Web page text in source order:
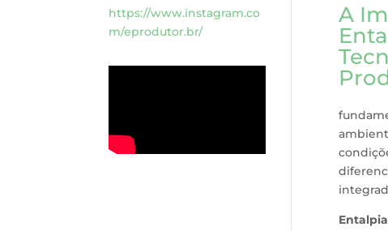
A
https://www.instagram.co
m/eprodutor.br/